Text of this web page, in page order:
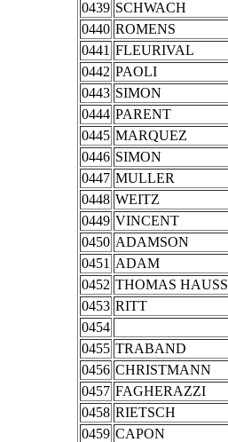
0439 SCHWACH
0440 ROMENS
0441 FLEURIVAL
0442 PAOLI
0443 SIMON
0444 PARENT
0445 MARQUEZ
0446 SIMON
0447 MULLER
0448 WEITZ
0449 VINCENT
0450 ADAMSON
0451 ADAM
0452 THOMAS HAUSS
0453 RITT
0454
0455 TRABAND
0456 CHRISTMANN
0457 FAGHERAZZI
0458 RIETSCH
0459 CAPON